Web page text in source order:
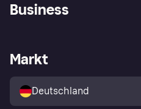
Klarna App
Shops entdecken
Käuferschutzrichtlinie
Business
Händlerportal
Markt
Deutschland